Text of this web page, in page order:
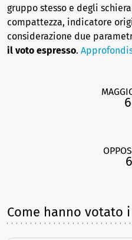
gruppo stesso e degli
compattezza, indicatore
considerazione due
il voto espresso.
Come hanno votato